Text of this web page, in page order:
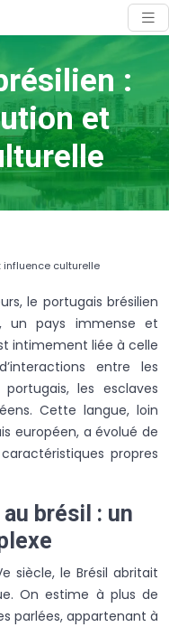
:
et
influence culturelle
le portugais brésilien
un pays immense et
intimement liée à celle
entre les
les esclaves
Cette langue, loin
européen, a évolué de
propres
brésil : un
siècle, le Brésil abritait
On estime à plus de
parlées, appartenant à